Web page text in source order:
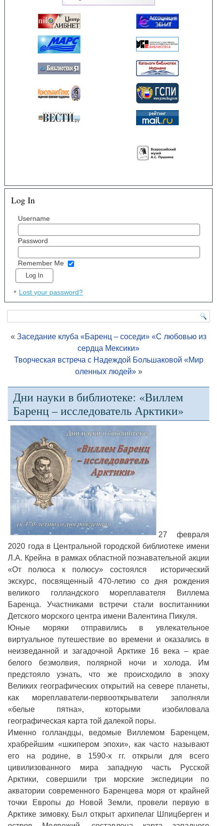
Log In
Username
Password
Remember Me
Lost your password?
« Заседание клуба «Баренц – соседи» «С любовью из
сердца Мексики»
Творческая встреча с Надеждой Большаковой «Мир
оленных людей»»
Дни науки в библиотеке: «Виллем
Баренц – исследователь Арктики»
27 февраля
2020 года в Центральной городской библиотеке имени
Л.А. Крейна в рамках областной познавательной акции
«От полюса к полюсу» состоялся исторический
экскурс, посвященный 470-летию со дня рождения
великого голландского мореплавателя Виллема
Баренца. Участниками встречи стали воспитанники
Детского морского центра имени Валентина Пикуля.
Юные моряки отправились в увлекательное
виртуальное путешествие во времени и оказались в
неизведанной и загадочной Арктике 16 века – крае
белого безмолвия, полярной ночи и холода. Им
предстояло узнать, что же происходило в эпоху
Великих географических открытий на севере планеты,
как мореплаватели-первооткрыватели заполняли
«белые пятна», которыми изобиловала
географическая карта той далекой поры.
Именно голландцы, ведомые Виллемом Баренцем,
храбрейшим «шкипером эпохи», как часто называют
его на родине, в 1590-х гг. открыли для всего
цивилизованного мира западную часть Русской
Арктики, совершили три морские экспедиции по
акватории современного Баренцева моря от крайней
точки Европы до Новой Земли, провели первую в
Арктике зимовку. Был открыт архипелаг Шпицберген и